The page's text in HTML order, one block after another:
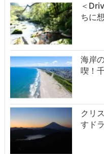
＜
ちに
海岸
喫！
クリ
すド